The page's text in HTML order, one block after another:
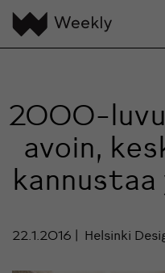
2000-
avoin,
22.1.2016 Helsinki